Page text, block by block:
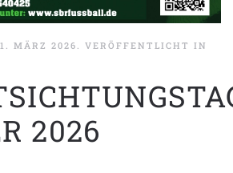
MÄRZ 2026 . VERÖFFENTLICHT IN
2026